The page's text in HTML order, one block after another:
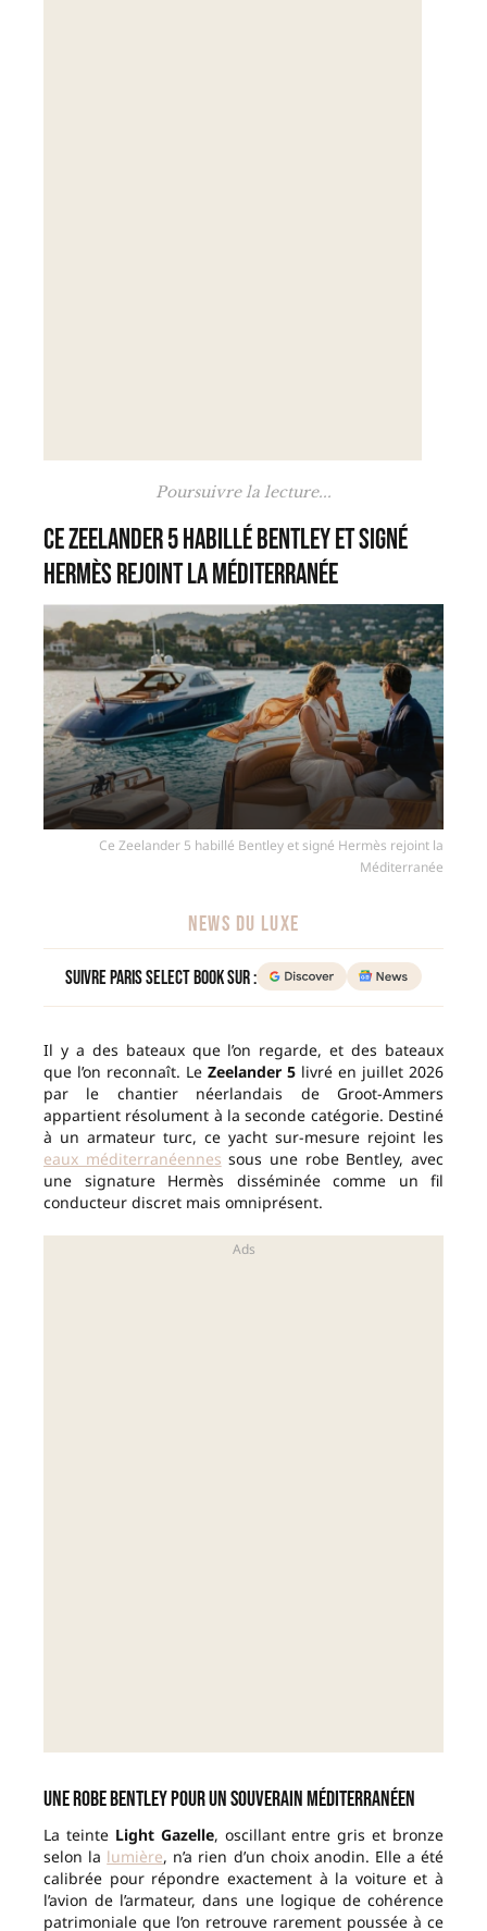
Poursuivre la lecture...
Ce Zeelander 5 habillé Bentley et signé
Hermès rejoint la Méditerranée
Ce Zeelander 5 habillé Bentley et signé Hermès rejoint la
Méditerranée
NEWS DU LUXE
Suivre Paris Select Book sur :
Il y a des bateaux que l’on regarde, et des bateaux
que l’on reconnaît. Le Zeelander 5 livré en juillet 2026
par le chantier néerlandais de Groot-Ammers
appartient résolument à la seconde catégorie. Destiné
à un armateur turc, ce yacht sur-mesure rejoint les
eaux méditerranéennes sous une robe Bentley, avec
une signature Hermès disséminée comme un fil
conducteur discret mais omniprésent.
Une robe Bentley pour un souverain méditerranéen
La teinte Light Gazelle, oscillant entre gris et bronze
selon la lumière, n’a rien d’un choix anodin. Elle a été
calibrée pour répondre exactement à la voiture et à
l’avion de l’armateur, dans une logique de cohérence
patrimoniale que l’on retrouve rarement poussée à ce